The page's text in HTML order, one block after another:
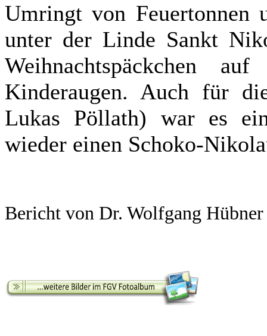
Umringt von Feuertonnen
unter der Linde Sankt
Weihnachtspäckchen
Kinderaugen. Auch für
Lukas Pöllath) war es
wieder einen Schoko-
Bericht von Dr. Wolfgang Hübner